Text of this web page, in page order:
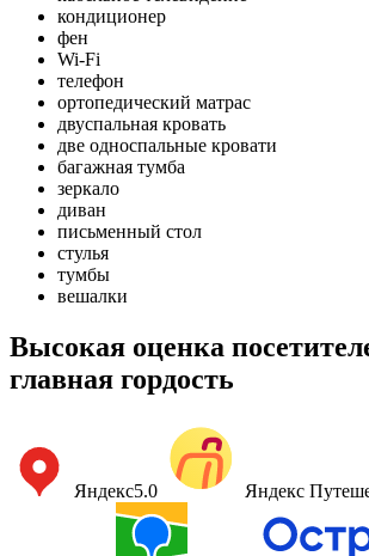
кондиционер
фен
Wi-Fi
телефон
ортопедический матрас
двуспальная кровать
две односпальные кровати
багажная тумба
зеркало
диван
письменный стол
стулья
тумбы
вешалки
Высокая оценка
главная гордость
Яндекс5.0 Яндекс